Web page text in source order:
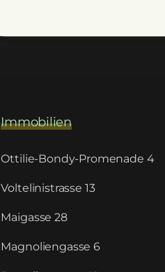
Immobilien
Ottilie-Bondy-Promenade 4
Voltelinistrasse 13
Maigasse 28
Magnoliengasse 6